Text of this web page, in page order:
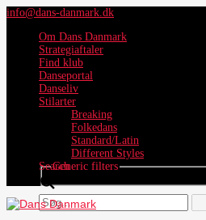
info@dans-danmark.dk
Om Dans Danmark
Strategiaftaler
Find klub
Danseportal
Danseliv
Stilarter
Breaking
Folkedans
Standard/Latin
Different Styles
Search
Generic filters